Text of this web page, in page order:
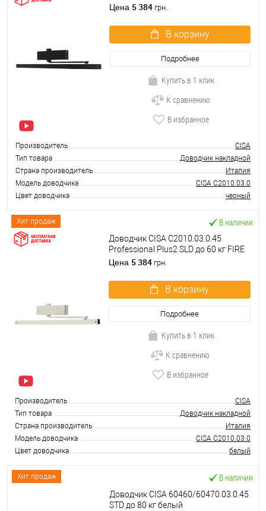
черный
Цена 5 384 грн.
В корзину
Подробнее
Купить в 1 клик
К сравнению
В избранное
Производитель
CISA
Тип товара
Доводчик накладной
Страна производитель
Италия
Модель доводчика
CISA C2010.03.0
Цвет доводчика
черный
Хит продаж В наличии
Доводчик CISA C2010.03.0.45
Professional Plus2 SLD до 60 кг FIRE
белый
Цена 5 384 грн.
В корзину
Подробнее
Купить в 1 клик
К сравнению
В избранное
Производитель
CISA
Тип товара
Доводчик накладной
Страна производитель
Италия
Модель доводчика
CISA C2010.03.0
Цвет доводчика
белый
Хит продаж В наличии
Доводчик CISA 60460/60470.03.0.45
STD до 80 кг белый